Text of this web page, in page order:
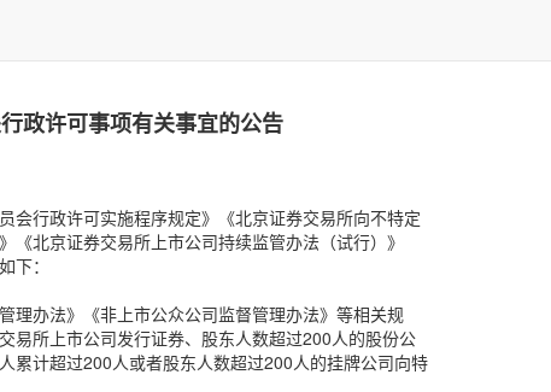
政许可事项有关事宜的公告
会行政许可实施程序规定》《北京证券交易所向不特定
北京证券交易所上市公司持续监管办法（试行）》
下：
理办法》《非上市公众公司监督管理办法》等相关规
易所上市公司发行证券、股东人数超过200人的股份公
累计超过200人或者股东人数超过200人的挂牌公司向特